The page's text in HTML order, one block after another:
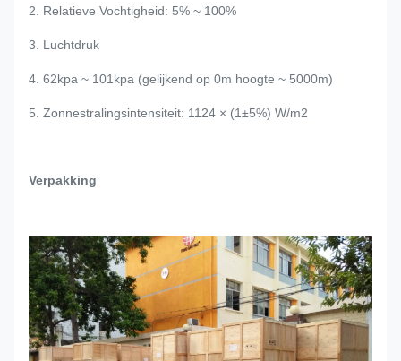
2. Relatieve Vochtigheid: 5% ~ 100%
3. Luchtdruk
4. 62kpa ~ 101kpa (gelijkend op 0m hoogte ~ 5000m)
5. Zonnestralingsintensiteit: 1124 × (1±5%) W/m2
Verpakking